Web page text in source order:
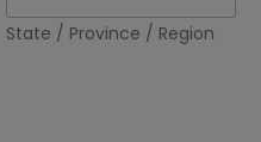
State / Province / Region